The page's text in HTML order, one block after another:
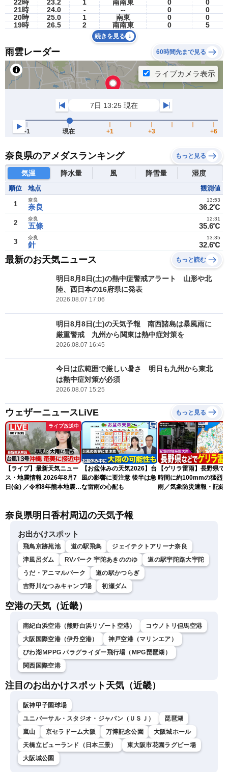
22時 23.2 1 南南東 0
0
21時
24.0 - -- 0
0
20時
25.0 1 南東 0
0
19時
26.5 2 南南東 0 5
続きを見る
雨雲レーダー 60時間先まで見る
奈良県のアメダスランキング もっと見る
気温 降水量 風 降雪量 湿度
順位 地点 観測値
1 奈良
奈良
36.2℃
13:53
2 五條
奈良
35.6℃
12:31
3 針
奈良
32.6℃
13:35
最新のお天気ニュース もっと読む
明日8月8日(土)の熱中症警戒アラート 山形や北
陸、西日本の16府県に発表
2026.08.07 17:06
明日8月8日(土)の天気予報 南西諸島は暴風雨に
厳重警戒 九州から関東は熱中症対策を
2026.08.07 16:45
今日は広範囲で厳しい暑さ 明日も九州から東北
は熱中症対策が必須
2026.08.07 15:25
ウェザーニュースLiVE もっと見る
ライブ放送中
【ライブ】最新天気ニュー
ス・地震情報 2026年8月7
日(金) ／令和8年熊本地震情
ーン・駒木結衣／内藤邦
【お盆休みの天気2026】台
風の影響に要注意 後半は急
な雷雨の心配も
【ゲリラ雷雨】長野県で1
時間に約100mmの猛烈な
雨／気象防災速報・記録
奈良県明日香村周辺の天気予報
お出かけスポット
飛鳥京跡苑池 道の駅飛鳥
ジェイテクトアリーナ奈良
津風呂ダム
RVパーク 宇陀あきののゆ
道の駅宇陀路大宇陀
うだ・アニマルパーク
道の駅かつらぎ
吉野川なつみキャンプ場
初瀬ダム
空港の天気（近畿）
南紀白浜空港（熊野白浜リゾート空港）
コウノトリ但馬空港
大阪国際空港（伊丹空港）
神戸空港（マリンエア）
びわ湖ＭPPG パラグライダー飛行場（MPG琵琶湖）
関西国際空港
注目のお出かけスポット天気（近畿）
阪神甲子園球場
ユニバーサル・スタジオ・ジャパン（ＵＳＪ）
琵琶湖
嵐山
京セラドーム大阪 万博記念公園
大阪城ホール
天橋立ビューランド（日本三景）
東大阪市花園ラグビー場
大阪城公園